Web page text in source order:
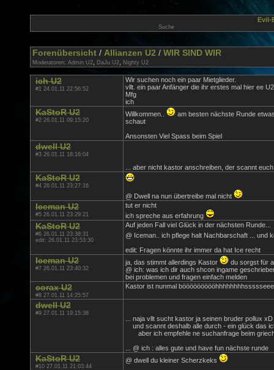
Evil-
Suche
Forenübersicht / Allianzen U2 / WIR SIND WIR
Moderatoren: Admin U2 DaJu U2 Nighty U2
ich U2
#1 24.01.11 22:56:52
Wir suchen noch ein paar Mietglieder.
vllt. ein paar Anfänger die ihr erstes mal hier ee
Mfg
ich
KaStoR U2
#2 26.01.11 09:15:20
Willkommen..
am besten nächste Runde
schaut
Ansonsten Viel Spass beim Spiel
dwell U2
#3 26.01.11 18:16:04
... aber nicht kastor anschreiben, der scannt
KaStoR U2
#4 26.01.11 23:27:16
@ Dwell na nun übertreibe mal nicht
Iceman U2
#5 26.01.11 23:29:21
tut er nicht
ich spreche aus erfahrung
KaStoR U2
#6 26.01.11 23:38:31
edit: 26.01.11 23:53:30
Auf jeden Fall viel Glück in der nächsten Runde...
@ Iceman.. ich pflege halt Nachbarschaft ...
edit: Fragen könnte ihr immer da hat Ice recht
Iceman U2
#7 26.01.11 23:40:32
ja, das stimmt allerdings Kastor
du sorgst für
@ ich: was ich dir auch shcon ingame
bei problemen und fragen einfach melden
corax U2
#8 27.01.11 14:25:57
Kastor ist nunmal
dwell U2
#9 27.01.11 19:15:38
... naja vllt sucht kastor ja seinen bruder pollux xD
und scannt deshalb alle durch - ein glück das
aber ich empfehle ne suchanfrage beim
... @ ich : alles gute und have fun nächste runde
KaStoR U2
#10 27.01.11 21:03:44
@ dwell du kleiner Scherzkeks